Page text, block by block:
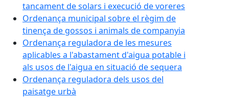
tancament de solars i execució de voreres
Ordenança municipal sobre el règim de
tinença de gossos i animals de companyia
Ordenança reguladora de les mesures
aplicables a l'abastament d'aigua potable i
als usos de l'aigua en situació de sequera
Ordenança reguladora dels usos del
paisatge urbà